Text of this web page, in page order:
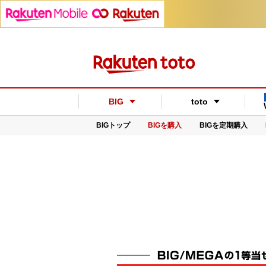
BIG toto
BIGトップ BIGを購入 BIGを定期購入